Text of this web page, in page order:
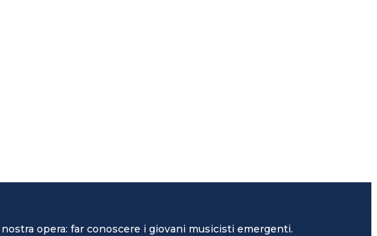
opera: far conoscere i giovani musicisti emergenti.